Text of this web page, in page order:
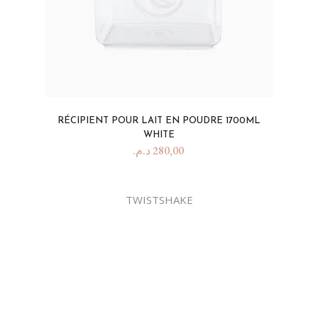
RÉCIPIENT POUR LAIT EN POUDRE 1700ML
WHITE
280,00د.م.
TWISTSHAKE